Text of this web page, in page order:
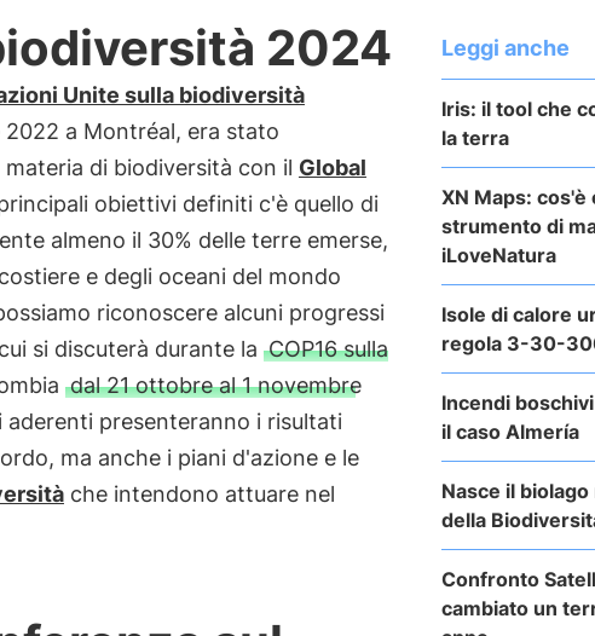
2024
Unite sulla biodiversità
a Montréal, era stato
di biodiversità con il Global
obiettivi definiti c'è quello di
almeno il 30% delle terre emerse,
e degli oceani del mondo
riconoscere alcuni progressi
si discuterà durante la COP16 sulla
dal 21 ottobre al 1 novembre
aderenti presenteranno i risultati
ma anche i piani d'azione e le
che intendono attuare nel
Leggi anche
Iris: il tool che
la terra
XN Maps: cos'è
strumento di
iLoveNatura
Isole di calore
regola 3-30-
Incendi
il caso Almería
Nasce il
della
Confronto
cambiato un